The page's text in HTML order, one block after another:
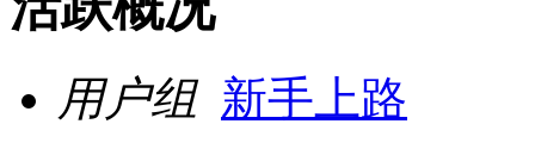
用户组 新手上路